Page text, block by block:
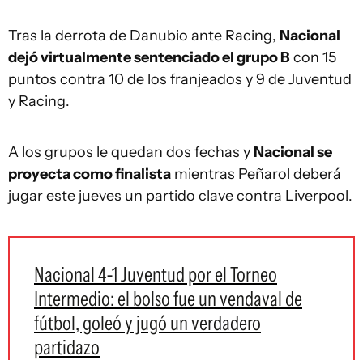
Tras la derrota de Danubio ante Racing, Nacional
dejó virtualmente sentenciado el grupo Bcon 15
puntos contra 10 de los franjeados y 9 de Juventud
y Racing.
A los grupos le quedan dos fechas y Nacional se
proyecta como finalista mientras Peñarol deberá
jugar este jueves un partido clave contra Liverpool.
Nacional 4-1 Juventud por el Torneo
Intermedio: el bolso fue un vendaval de
fútbol, goleó y jugó un verdadero
partidazo